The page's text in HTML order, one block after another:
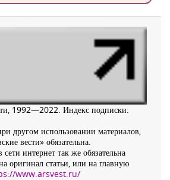
1992—2022. Индекс подписки:
другом использовании материалов,
вести» обязательна.
интернет так же обязательна
оригинал статьи, или на главную
www.arsvest.ru/